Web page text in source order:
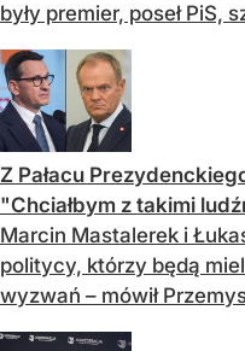
były premier, poseł PiS,
Z Pałacu
"Chciałbym z takimi
Marcin Mastalerek i
politycy, którzy będą
wyzwań – mówił